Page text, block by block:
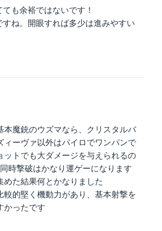
も余裕ではないです！
すね。開眼すれば多少は進みやすい
本魔銃のウズマなら、クリスタルバ
ィーヴァ以外はパイロでワンパンで
ットでも大ダメージを与えられるの
時撃破はかなり運ゲーになります
めた結果何とかなりました
較的堅く機動力があり、基本射撃を
かったです